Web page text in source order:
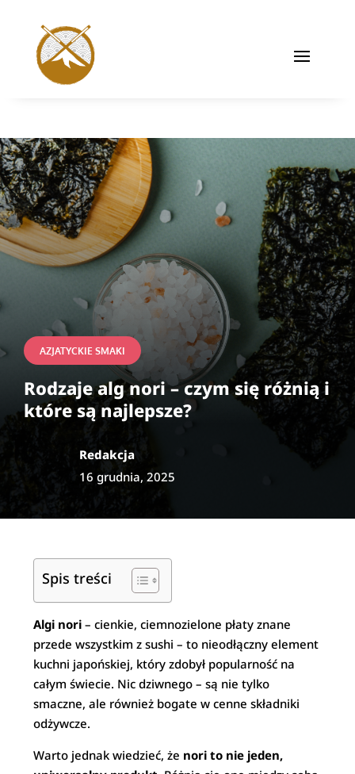
AZJATYCKIE SMAKI
Rodzaje alg nori – czym się różnią i
które są najlepsze?
Redakcja
16 grudnia, 2025
Spis treści
Algi nori – cienkie, ciemnozielone płaty znane
przede wszystkim z sushi – to nieodłączny element
kuchni japońskiej, który zdobył popularność na
całym świecie. Nic dziwnego – są nie tylko
smaczne, ale również bogate w cenne składniki
odżywcze.
Warto jednak wiedzieć, że nori to nie jeden,